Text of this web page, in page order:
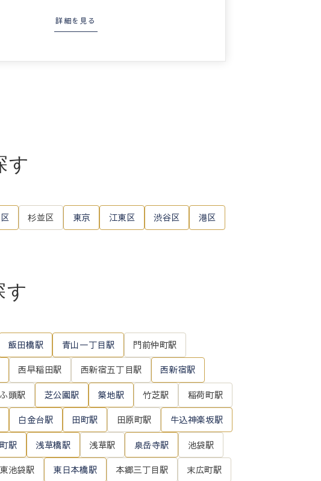
詳細を見る
す
杉並区 東京 江東区 渋谷区 港区
す
飯田橋駅 青山一丁目駅 門前仲町駅
西早稲田駅 西新宿五丁目駅 西新宿駅
頭駅 芝公園駅 築地駅 竹芝駅 稲荷町駅
白金台駅 田町駅 田原町駅 牛込神楽坂駅
駅 浅草橋駅 浅草駅 泉岳寺駅 池袋駅
東池袋駅 東日本橋駅 本郷三丁目駅 末広町駅